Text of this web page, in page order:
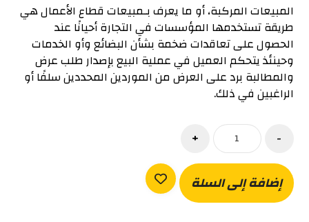
المبيعات المركبة، أو ما يعرف بـمبيعات قطاع الأعمال هي
طريقة تستخدمها المؤسسات في التجارة أحيانًا عند
الحصول على تعاقدات ضخمة بشأن البضائع وأو الخدمات
وحينئذ يتحكم العميل في عملية البيع بإصدار طلب عرض
والمطالبة برد على العرض من الموردين المحددين سلفًا أو
الراغبين في ذلك.
-
+
إضافة إلى السلة